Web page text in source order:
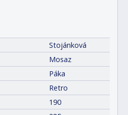
Stojánková
Mosaz
Páka
Retro
190